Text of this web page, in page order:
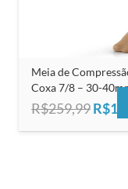
Meia de
Coxa 7/8 – 30-
R$259,99O
R$